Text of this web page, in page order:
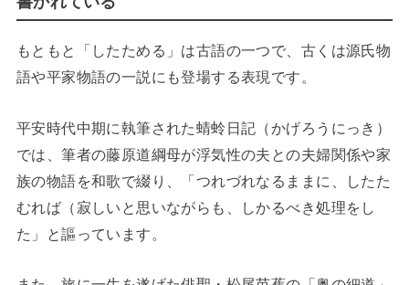
もともと「したためる」は古語の一つで、古くは源氏物
語や平家物語の一説にも登場する表現です。
平安時代中期に執筆された蜻蛉日記（かげろうにっき）
では、筆者の藤原道綱母が浮気性の夫との夫婦関係や家
族の物語を和歌で綴り、「つれづれなるままに、したた
むれば（寂しいと思いながらも、しかるべき処理をし
た」と謳っています。